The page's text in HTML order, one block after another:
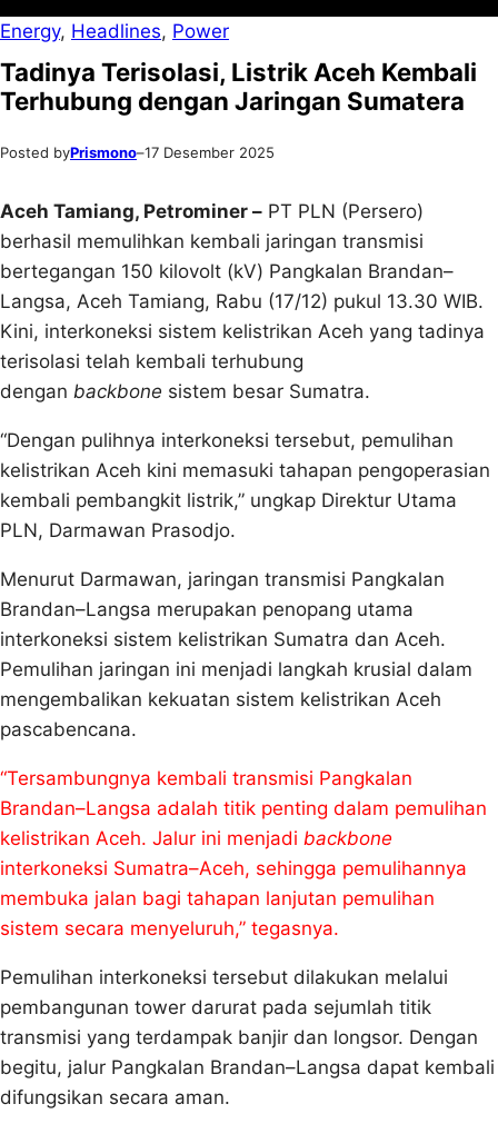
Energy, Headlines, Power
Tadinya Terisolasi, Listrik Aceh Kembali
Terhubung dengan Jaringan Sumatera
Posted byPrismono–17 Desember 2025
Aceh Tamiang, Petrominer – PT PLN (Persero)
berhasil memulihkan kembali jaringan transmisi
bertegangan 150 kilovolt (kV) Pangkalan Brandan–
Langsa, Aceh Tamiang, Rabu (17/12) pukul 13.30 WIB.
Kini, interkoneksi sistem kelistrikan Aceh yang tadinya
terisolasi telah kembali terhubung
dengan backbone sistem besar Sumatra.
“Dengan pulihnya interkoneksi tersebut, pemulihan
kelistrikan Aceh kini memasuki tahapan pengoperasian
kembali pembangkit listrik,” ungkap Direktur Utama
PLN, Darmawan Prasodjo.
Menurut Darmawan, jaringan transmisi Pangkalan
Brandan–Langsa merupakan penopang utama
interkoneksi sistem kelistrikan Sumatra dan Aceh.
Pemulihan jaringan ini menjadi langkah krusial dalam
mengembalikan kekuatan sistem kelistrikan Aceh
pascabencana.
“Tersambungnya kembali transmisi Pangkalan
Brandan–Langsa adalah titik penting dalam pemulihan
kelistrikan Aceh. Jalur ini menjadi backbone
interkoneksi Sumatra–Aceh, sehingga pemulihannya
membuka jalan bagi tahapan lanjutan pemulihan
sistem secara menyeluruh,” tegasnya.
Pemulihan interkoneksi tersebut dilakukan melalui
pembangunan tower darurat pada sejumlah titik
transmisi yang terdampak banjir dan longsor. Dengan
begitu, jalur Pangkalan Brandan–Langsa dapat kembali
difungsikan secara aman.